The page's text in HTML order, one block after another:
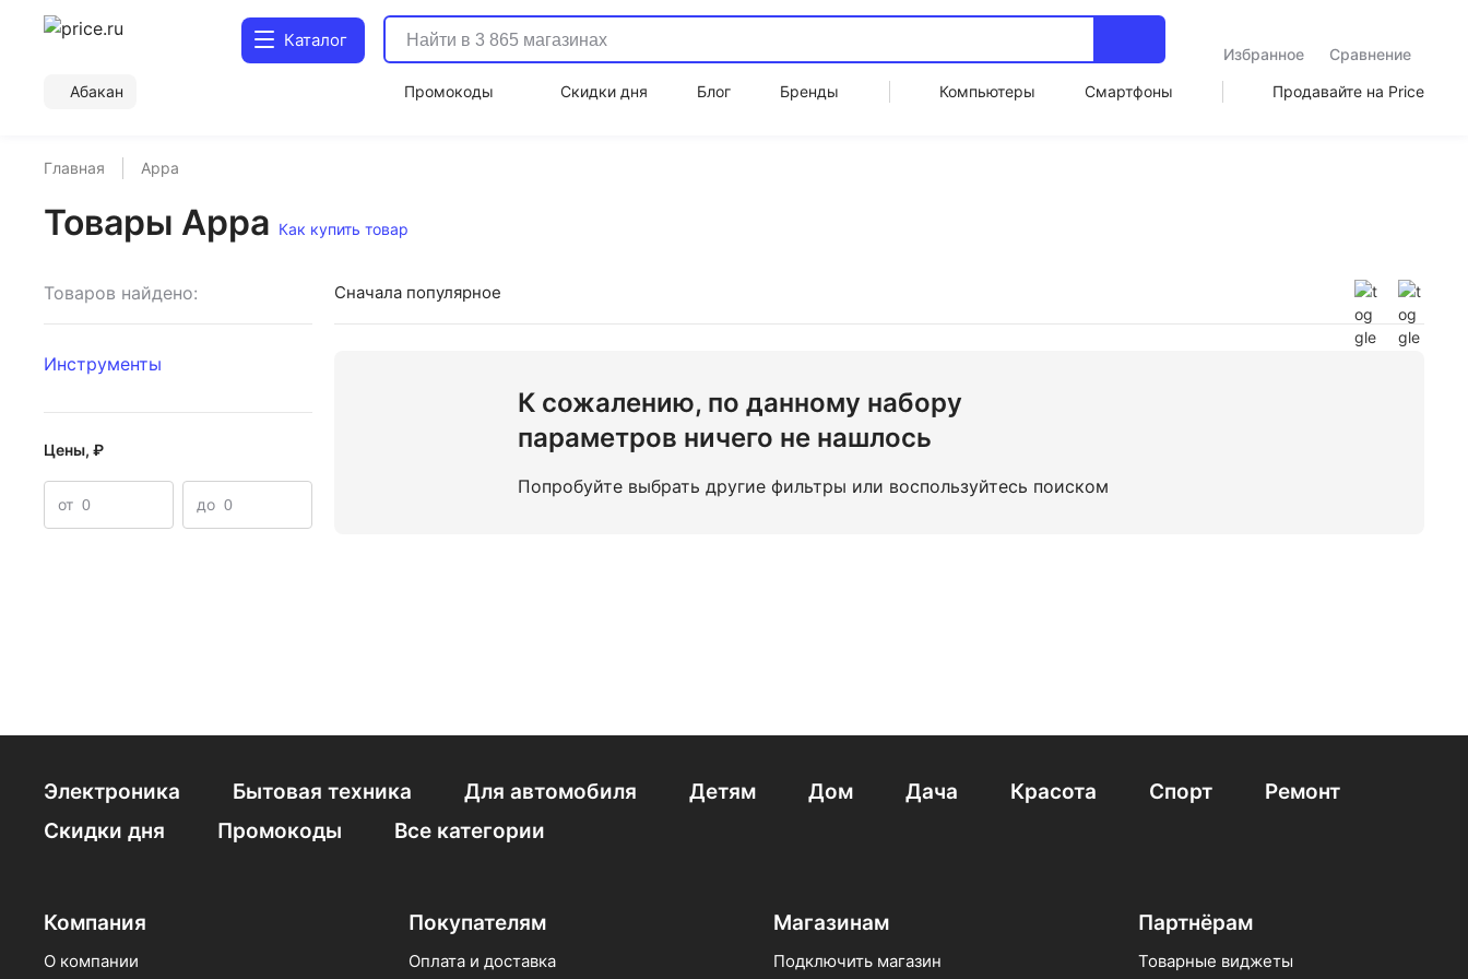
Каталог
Избранное
Сравнение
Абакан
Промокоды Скидки дня Блог Бренды Компьютеры Смартфоны Продавайте на Price
Главная Appa
Товары Appa Как купить товар
Товаров найдено:
Инструменты
Цены, ₽
от до
Сначала популярное
К сожалению, по данному набору
параметров ничего не нашлось
Попробуйте выбрать другие фильтры или воспользуйтесь поиском
Электроника Бытовая техника Для автомобиля Детям Дом Дача Красота Спорт
Ремонт
Скидки дня
Промокоды Все категории
Компания
О компании
Покупателям
Оплата и доставка
Магазинам
Подключить магазин
Партнёрам
Товарные виджеты